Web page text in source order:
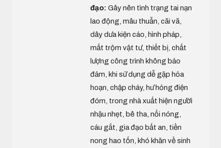
đạo: Gây nên tình trạng tai nạn
lao động, mâu thuẫn, cãi vã,
dây dưa kiện cáo, hình pháp,
mất trộm vật tư, thiết bị, chất
lượng công trình không bảo
đảm, khi sử dụng dễ gặp hỏa
hoạn, chập cháy, hư hỏng điện
đóm, trong nhà xuất hiện người
nhậu nhẹt, bê tha, nổi nóng,
cáu gắt, gia đạo bất an, tiền
nong hao tốn, khó khăn về sinh